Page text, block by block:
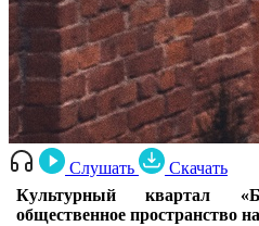
Слушать
Скачать
Культурный квартал
общественное пространство